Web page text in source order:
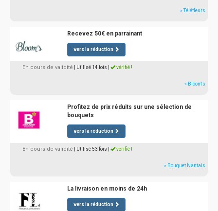
» Téléfleurs
Recevez 50€ en parrainant
vers la réduction
En cours de validité | Utilisé 14 fois vérifié !
» Bloom's
Profitez de prix réduits sur une sélection de
bouquets
vers la réduction
En cours de validité | Utilisé 53 fois vérifié !
» Bouquet Nantais
La livraison en moins de 24h
vers la réduction